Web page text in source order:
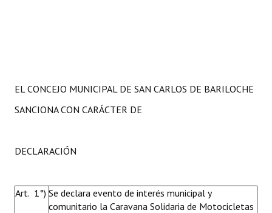
EL CONCEJO MUNICIPAL DE SAN CARLOS DE BARILOCHE
SANCIONA CON CARÁCTER DE
DECLARACIÓN
Art. 1°) Se declara evento de interés municipal y
comunitario la Caravana Solidaria de Motocicletas